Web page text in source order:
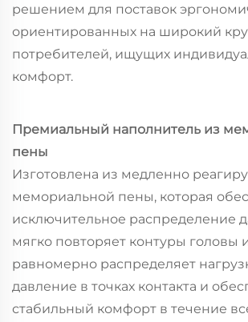
решением для поставок
ориентированных на широкий
потребителей, ищущих
комфорт.
Премиальный наполнитель из
пены
Изготовлена из медленно
мемориальной пены, которая
исключительное распределение
мягко повторяет контуры головы
равномерно распределяет
давление в точках контакта и
стабильный комфорт в течение